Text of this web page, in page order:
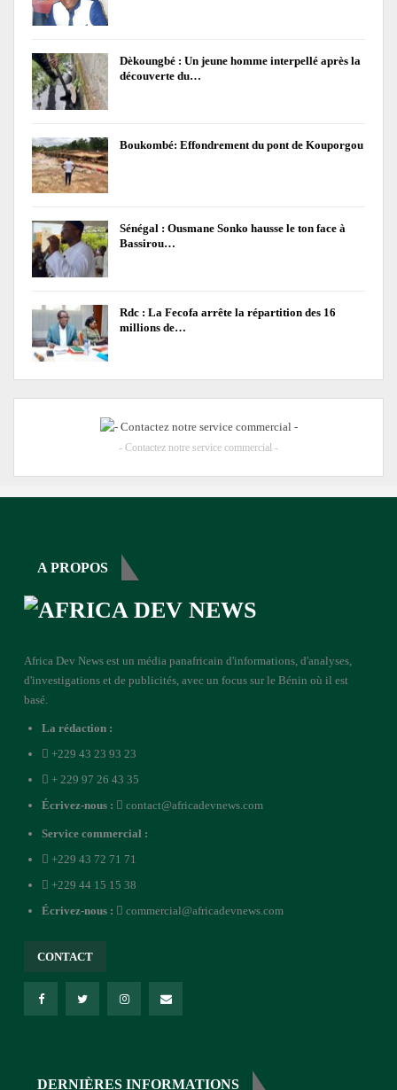
Dèkoungbé : Un jeune homme interpellé après la
découverte du…
Boukombé: Effondrement du pont de Kouporgou
Sénégal : Ousmane Sonko hausse le ton face à
Bassirou…
Rdc : La Fecofa arrête la répartition des 16
millions de…
- Contactez notre service commercial -
A PROPOS
Africa Dev News est un média panafricain d'informations, d'analyses,
d'investigations et de publicités, avec un focus sur le Bénin où il est
basé.
La rédaction :
+229 43 23 93 23
+ 229 97 26 43 35
Écrivez-nous :
contact@africadevnews.com
Service commercial :
+229 43 72 71 71
+229 44 15 15 38
Écrivez-nous :
commercial@africadevnews.com
CONTACT
DERNIÈRES INFORMATIONS